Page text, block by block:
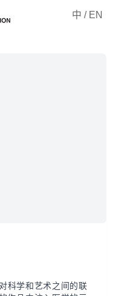
中 / EN
科学和艺术之间的联